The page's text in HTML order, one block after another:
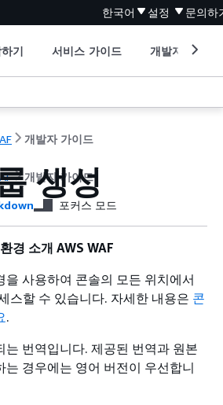
한국어 설정 문의하
기 서비스 가이드 개발자 도구
개발자 가이드
개발자 가이드
생성
포커스 모드
경 소개 AWS WAF
을 사용하여 콘솔의 모든 위치에서
스할 수 있습니다. 자세한 내용은 콘
.
는 번역입니다. 제공된 번역과 원본
는 경우에는 영어 버전이 우선합니